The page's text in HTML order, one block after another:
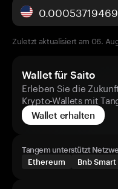
Zuletzt aktualisiert am 06.
Wallet für Saito
Erleben Sie die
Krypto-Wallets mit
Wallet erhalten
Tangem unterstützt
Ethereum
Bnb